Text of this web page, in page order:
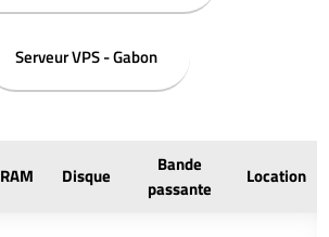
Serveur VPS - Gabon
RAM Disque
Bande
passante
Location